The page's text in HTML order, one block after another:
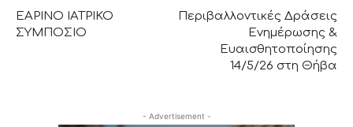
ΕΑΡΙΝΟ ΙΑΤΡΙΚΟ
ΣΥΜΠΟΣΙΟ
Περιβαλλοντικές Δράσεις
Ενημέρωσης &
Ευαισθητοποίησης
14/5/26 στη Θήβα
- Advertisement -